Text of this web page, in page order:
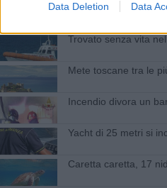
Data Deletion Data
Ferragosto al
Trovato senza vita
Mete toscane tra le
Incendio divora un
Yacht di 25 metri si
Caretta caretta, 17